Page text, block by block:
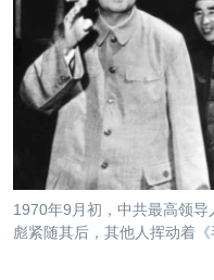
中东
欧洲
非洲
美洲
全球议题
人权·法律·宗教
科教·文娱·体健
军事
劳工
环境
热点专题
白宫要闻
国会报道
美中关系
美国建国250周年
埃博拉疫情
VOA视频
VOA今日焦点
中文广播
关注我们
1970年9月初，中共最高领
彪紧随其后，其他人挥动着《